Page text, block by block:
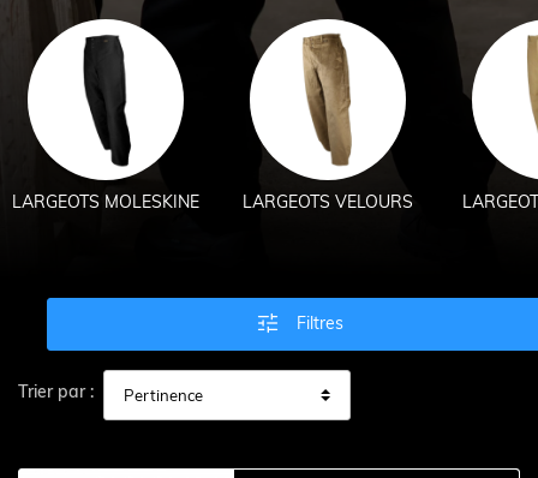
LARGEOTS MOLESKINE LARGEOTS VELOURS
 Filtres
Trier par :